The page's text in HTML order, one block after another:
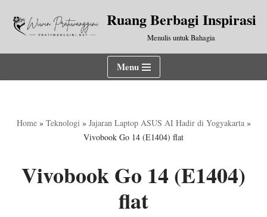
Lompat
Ruang Berbagi Inspirasi
Menulis untuk Bahagia
Menu
Home» Teknologi » Jajaran Laptop ASUS AI Hadir di Yogyakarta»
Vivobook Go 14 (E1404) flat
Vivobook Go 14 (E1404)
flat